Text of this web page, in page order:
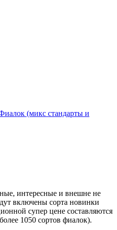
(микс стандарты и
интересные и внешне не
включены сорта новинки
супер цене составляются
1050 сортов фиалок).